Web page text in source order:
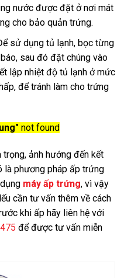
nước được đặt ở nơi mát
cho bảo quản trứng.
sử dụng tủ lạnh, bọc từng
sau đó đặt chúng vào
lập nhiệt độ tủ lạnh ở mức
để tránh làm cho trứng
not found
ảnh hướng đến kết
là phương pháp ấp trứng
máy ấp trứng, vì vậy
cần tư vấn thêm về cách
khi ấp hãy liên hệ với
để được tư vấn miễn